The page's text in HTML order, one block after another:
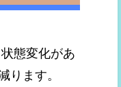
態変化があ
ります。